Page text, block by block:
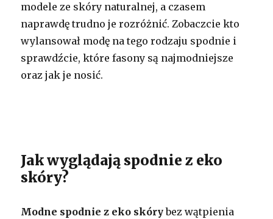
modele ze skóry naturalnej, a czasem
naprawdę trudno je rozróżnić. Zobaczcie kto
wylansował modę na tego rodzaju spodnie i
sprawdźcie, które fasony są najmodniejsze
oraz jak je nosić.
Jak wyglądają spodnie z eko
skóry?
Modne spodnie z eko skórybez wątpienia